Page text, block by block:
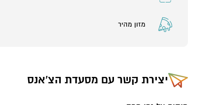
מזון מהיר
יצירת קשר עם מסעדת הצ'אנס